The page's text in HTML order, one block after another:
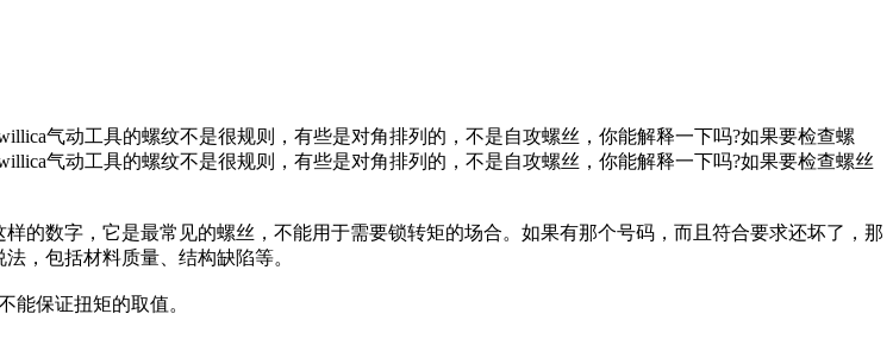
气动工具的螺纹不是很规则，有些是对角排列的，不是自攻螺丝，你能解释一下吗?如果要检查螺
气动工具的螺纹不是很规则，有些是对角排列的，不是自攻螺丝，你能解释一下吗?如果要检查螺丝
的数字，它是最常见的螺丝，不能用于需要锁转矩的场合。如果有那个号码，而且符合要求还坏了，那
，包括材料质量、结构缺陷等。
能保证扭矩的取值。